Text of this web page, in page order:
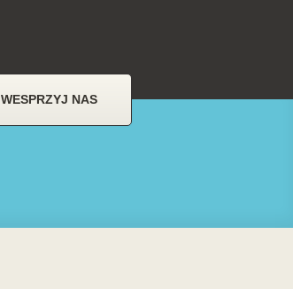
WESPRZYJ NAS